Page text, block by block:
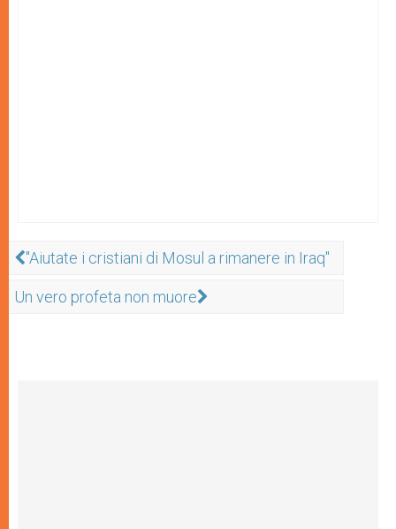
"Aiutate i cristiani di Mosul a rimanere in Iraq"
Un vero profeta non muore